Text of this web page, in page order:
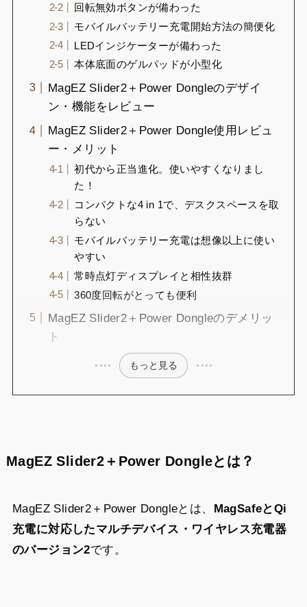
回転無効ボタンが備わった
モバイルバッテリー充電開始方法の簡便化
LEDインジケーターが備わった
本体底面のゲルパッドが小型化
MagEZ Slider2＋Power Dongleのデザイ
ン・機能をレビュー
MagEZ Slider2＋Power Dongle使用レビュ
ー・メリット
初代から正当進化。使いやすくなりまし
た！
コンパクトな4 in 1で、デスクスペースを取
らない
モバイルバッテリー充電は想像以上に使い
やすい
常時点灯ディスプレイと相性抜群
360度回転がとっても便利
MagEZ Slider2＋Power Dongleのデメリッ
ト
もっと見る
MagEZ Slider2＋Power Dongleとは？
MagEZ Slider2＋Power Dongleとは、 MagSafeとQi
充電に対応したマルチデバイス・ワイヤレス充電器
のバージョン2です。